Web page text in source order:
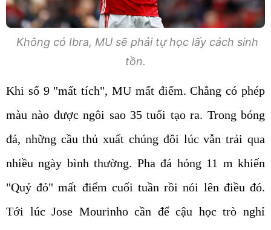
Không có Ibra, MU sẽ phải tự học lấy cách sinh
tồn.
Khi số 9 "mất tích", MU mất điểm. Chẳng có phép
màu nào được ngôi sao 35 tuổi tạo ra. Trong bóng
đá, những cầu thủ xuất chúng đôi lúc vẫn trải qua
nhiều ngày bình thường. Pha đá hỏng 11 m khiến
"Quỷ đỏ" mất điểm cuối tuần rồi nói lên điều đó.
Tới lúc Jose Mourinho cần để cậu học trò nghỉ